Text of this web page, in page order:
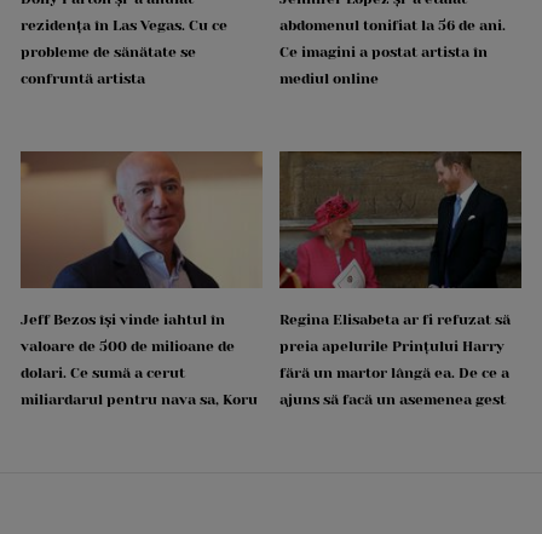
rezidența în Las Vegas. Cu ce
probleme de sănătate se
confruntă artista
abdomenul tonifiat la 56 de ani.
Ce imagini a postat artista în
mediul online
Jeff Bezos își vinde iahtul în
valoare de 500 de milioane de
dolari. Ce sumă a cerut
miliardarul pentru nava sa, Koru
Regina Elisabeta ar fi refuzat să
preia apelurile Prințului Harry
fără un martor lângă ea. De ce a
ajuns să facă un asemenea gest